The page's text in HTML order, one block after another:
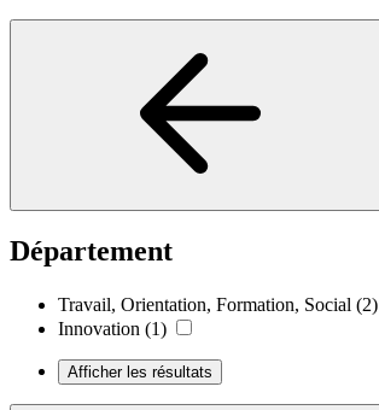
Département
Travail, Orientation, Formation, Social (2)
Innovation (1)
Afficher les résultats